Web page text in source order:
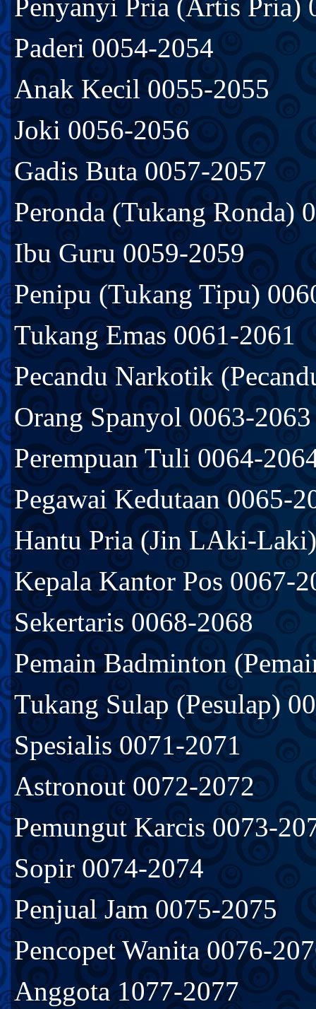
Penyanyi Pria (Artis Pria)
Paderi 0054-2054
Anak Kecil 0055-2055
Joki 0056-2056
Gadis Buta 0057-2057
Peronda (Tukang Ronda)
Ibu Guru 0059-2059
Penipu (Tukang Tipu)
Tukang Emas 0061-2061
Pecandu Narkotik
Orang Spanyol 0063-2063
Perempuan Tuli 0064-
Pegawai Kedutaan 0065-
Hantu Pria (Jin LAki-
Kepala Kantor Pos 0067-
Sekertaris 0068-2068
Pemain Badminton
Tukang Sulap (Pesulap)
Spesialis 0071-2071
Astronout 0072-2072
Pemungut Karcis 0073-
Sopir 0074-2074
Penjual Jam 0075-2075
Pencopet Wanita 0076-
Anggota 1077-2077